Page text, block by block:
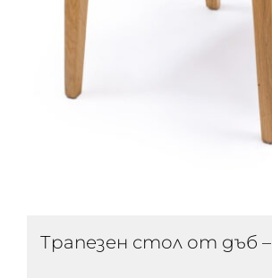
Трапезен стол от дъб –